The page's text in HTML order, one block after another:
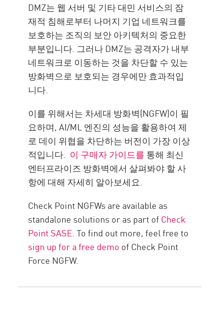
DMZ는 웹 서버 및 기타 대민 서비스의 잠
재적 침해로부터 나머지 기업 네트워크를
보호하는 조직의 보안 아키텍처의 중요한
부분입니다. 그러나 DMZ는 공격자가 내부
네트워크로 이동하는 것을 차단할 수 있는
방화벽으로 보호되는 경우에만 효과적입
니다.
이를 위해서는 차세대 방화벽(NGFW)이 필
요하며, AI/ML 엔진의 성능을 활용하여 제
로 데이 위협을 차단하는 버전이 가장 이상
적입니다. 이 구매자 가이드를 통해 최신
엔터프라이즈 방화벽에서 살펴봐야 할 사
항에 대해 자세히 알아보세요.
Check Point NGFWs are available as
standalone solutions or as part of Check
Point SASE. To find out more, feel free to
sign up for a free demo of Check Point
Force NGFW.